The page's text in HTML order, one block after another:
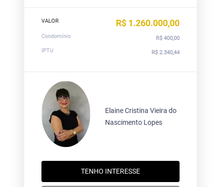
VALOR R$ 1.260.000,00
Condomínio
R$ 400,00
IPTU
R$ 2.340,44
Elaine Cristina Vieira do
Nascimento Lopes
TENHO INTERESSE